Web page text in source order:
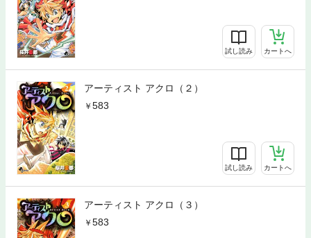
試し読み カートへ
アーティスト アクロ（２）
583
試し読み カートへ
アーティスト アクロ（３）
583